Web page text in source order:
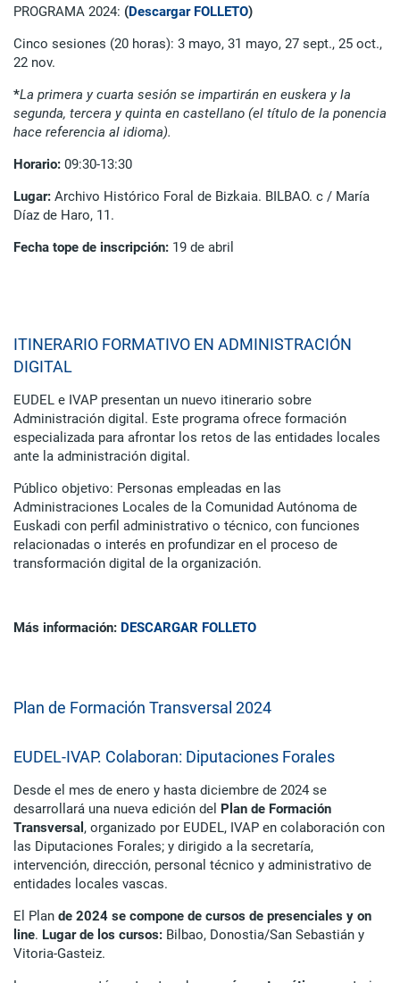
PROGRAMA 2024: (Descargar FOLLETO)
Cinco sesiones (20 horas): 3 mayo, 31 mayo, 27 sept., 25 oct.,
22 nov.
*La primera y cuarta sesión se impartirán en euskera y la
segunda, tercera y quinta en castellano (el título de la ponencia
hace referencia al idioma).
Horario: 09:30-13:30
Lugar: Archivo Histórico Foral de Bizkaia. BILBAO. c / María
Díaz de Haro, 11.
Fecha tope de inscripción: 19 de abril
ITINERARIO FORMATIVO EN ADMINISTRACIÓN
DIGITAL
EUDEL e IVAP presentan un nuevo itinerario sobre
Administración digital. Este programa ofrece formación
especializada para afrontar los retos de las entidades locales
ante la administración digital.
Público objetivo: Personas empleadas en las
Administraciones Locales de la Comunidad Autónoma de
Euskadi con perfil administrativo o técnico, con funciones
relacionadas o interés en profundizar en el proceso de
transformación digital de la organización.
Más información: DESCARGAR FOLLETO
Plan de Formación Transversal 2024
EUDEL-IVAP. Colaboran: Diputaciones Forales
Desde el mes de enero y hasta diciembre de 2024 se
desarrollará una nueva edición del Plan de Formación
Transversal , organizado por EUDEL, IVAP en colaboración con
las Diputaciones Forales; y dirigido a la secretaría,
intervención, dirección, personal técnico y administrativo de
entidades locales vascas.
El Plan de 2024 se compone de cursos de presenciales y on
line. Lugar de los cursos: Bilbao, Donostia/San Sebastián y
Vitoria-Gasteiz.